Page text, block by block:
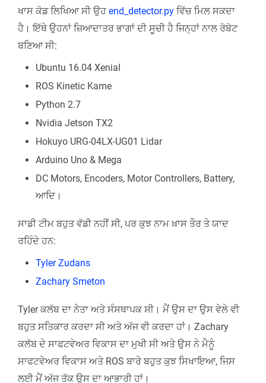
ਖਾਸ ਕੋਡ ਲਿਖਿਆ ਸੀ ਉਹ end_detector.py ਵਿੱਚ ਮਿਲ ਸਕਦਾ
ਹੈ। ਇੱਥੇ ਉਹਨਾਂ ਜ਼ਿਆਦਾਤਰ ਭਾਗਾਂ ਦੀ ਸੂਚੀ ਹੈ ਜਿਨ੍ਹਾਂ ਨਾਲ ਰੋਬੋਟ
ਬਣਿਆ ਸੀ:
Ubuntu 16.04 Xenial
ROS Kinetic Kame
Python 2.7
Nvidia Jetson TX2
Hokuyo URG-04LX-UG01 Lidar
Arduino Uno & Mega
DC Motors, Encoders, Motor Controllers, Battery,
ਆਦਿ।
ਸਾਡੀ ਟੀਮ ਬਹੁਤ ਵੱਡੀ ਨਹੀਂ ਸੀ, ਪਰ ਕੁਝ ਨਾਮ ਖ਼ਾਸ ਤੌਰ ਤੇ ਯਾਦ
ਰਹਿੰਦੇ ਹਨ:
Tyler Zudans
Zachary Smeton
Tyler ਕਲੱਬ ਦਾ ਨੇਤਾ ਅਤੇ ਸੰਸਥਾਪਕ ਸੀ। ਮੈਂ ਉਸ ਦਾ ਉਸ ਵੇਲੇ ਵੀ
ਬਹੁਤ ਸਤਿਕਾਰ ਕਰਦਾ ਸੀ ਅਤੇ ਅੱਜ ਵੀ ਕਰਦਾ ਹਾਂ। Zachary
ਕਲੱਬ ਦੇ ਸਾਫਟਵੇਅਰ ਵਿਕਾਸ ਦਾ ਮੁਖੀ ਸੀ ਅਤੇ ਉਸ ਨੇ ਮੈਨੂੰ
ਸਾਫਟਵੇਅਰ ਵਿਕਾਸ ਅਤੇ ROS ਬਾਰੇ ਬਹੁਤ ਕੁਝ ਸਿਖਾਇਆ, ਜਿਸ
ਲਈ ਮੈਂ ਅੱਜ ਤੱਕ ਉਸ ਦਾ ਆਭਾਰੀ ਹਾਂ।